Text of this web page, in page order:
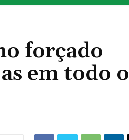
forçado
em todo o